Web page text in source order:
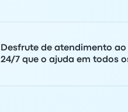
Desfrute de atendimento
24/7 que o ajuda em todos